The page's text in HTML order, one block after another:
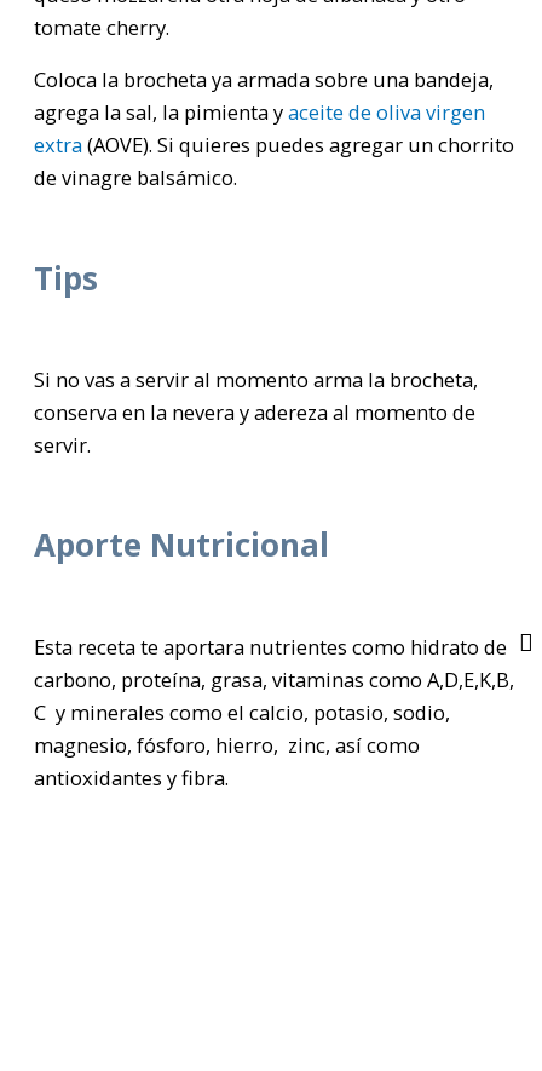
tomate cherry.
Coloca la brocheta ya armada sobre una bandeja,
agrega la sal, la pimienta yaceite de oliva virgen
extra(AOVE). Si quieres puedes agregar un chorrito
de vinagre balsámico.
Tips
Si no vas a servir al momento arma la brocheta,
conserva en la nevera y adereza al momento de
servir.
Aporte Nutricional
Esta receta te aportara nutrientes como hidrato de
carbono, proteína, grasa, vitaminas como A,D,E,K,B,
C y minerales como el calcio, potasio, sodio,
magnesio, fósforo, hierro, zinc, así como
antioxidantes y fibra.